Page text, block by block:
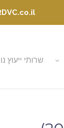
שרותי ייעוץ